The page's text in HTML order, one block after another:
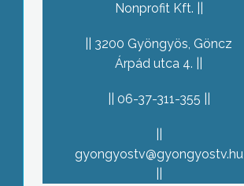
Nonprofit Kft.
3200 Gyöngyös, Göncz
Árpád utca 4.
06-37-311-355
gyongyostv@gyongyostv.hu